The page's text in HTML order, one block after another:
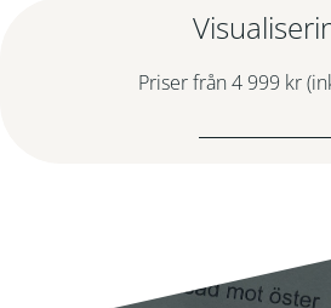
Priser från 4 999 kr